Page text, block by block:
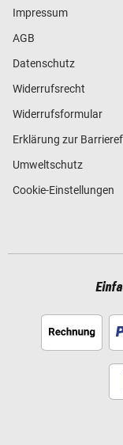
Impressum
AGB
Datenschutz
Widerrufsrecht
Widerrufsformular
Erklärung zur
Umweltschutz
Cookie-Einstellungen